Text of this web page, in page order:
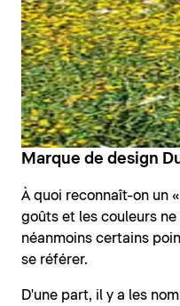
Marque de design
À quoi reconnaît-on un
goûts et les couleurs
néanmoins certains
se référer.
D'une part, il y a les